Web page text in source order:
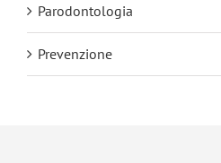
Parodontologia
Prevenzione